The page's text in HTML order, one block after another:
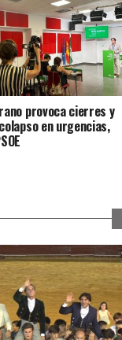
provoca cierres y
en urgencias,